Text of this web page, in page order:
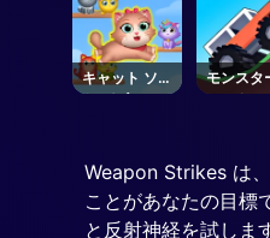
キャット ソー
ト パズル
モンスタ
ラック
Weapon Strikes は
ことがあなたの目標
と反射神経を試しま